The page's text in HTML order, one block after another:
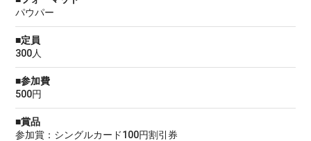
パウパー
■定員
300人
■参加費
500円
■賞品
参加賞：シングルカード100円割引券